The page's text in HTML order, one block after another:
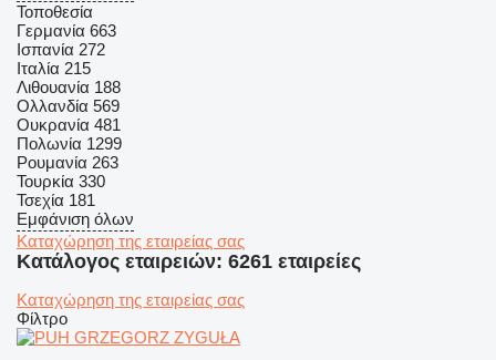
Τοποθεσία
Γερμανία 663
Ισπανία 272
Ιταλία 215
Λιθουανία 188
Ολλανδία 569
Ουκρανία 481
Πολωνία 1299
Ρουμανία 263
Τουρκία 330
Τσεχία 181
Εμφάνιση όλων
Καταχώρηση της εταιρείας σας
Κατάλογος εταιρειών: 6261 εταιρείες
Καταχώρηση της εταιρείας σας
Φίλτρο